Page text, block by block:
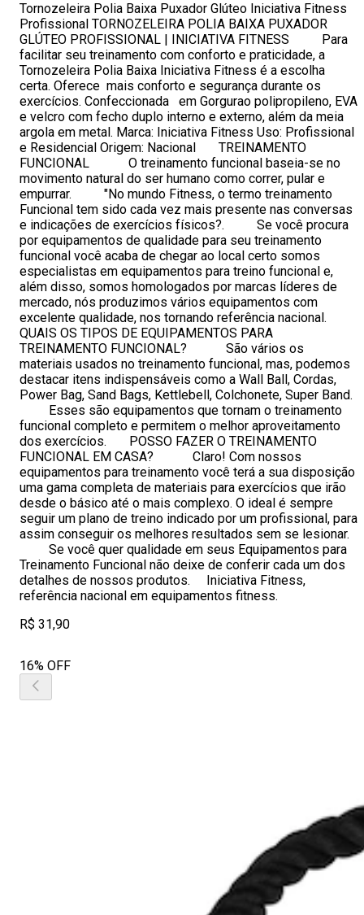
Tornozeleira Polia Baixa Puxador Glúteo Iniciativa Fitness
Profissional TORNOZELEIRA POLIA BAIXA PUXADOR
GLÚTEO PROFISSIONAL | INICIATIVA FITNESS Para
facilitar seu treinamento com conforto e praticidade, a
Tornozeleira Polia Baixa Iniciativa Fitness é a escolha
certa. Oferece mais conforto e segurança durante os
exercícios. Confeccionada em Gorgurao polipropileno, EVA
e velcro com fecho duplo interno e externo, além da meia
argola em metal. Marca: Iniciativa Fitness Uso: Profissional
e Residencial Origem: Nacional TREINAMENTO
FUNCIONAL O treinamento funcional baseia-se no
movimento natural do ser humano como correr, pular e
empurrar. "No mundo Fitness, o termo treinamento
Funcional tem sido cada vez mais presente nas conversas
e indicações de exercícios físicos?. Se você procura
por equipamentos de qualidade para seu treinamento
funcional você acaba de chegar ao local certo somos
especialistas em equipamentos para treino funcional e,
além disso, somos homologados por marcas líderes de
mercado, nós produzimos vários equipamentos com
excelente qualidade, nos tornando referência nacional.
QUAIS OS TIPOS DE EQUIPAMENTOS PARA
TREINAMENTO FUNCIONAL? São vários os
materiais usados no treinamento funcional, mas, podemos
destacar itens indispensáveis como a Wall Ball, Cordas,
Power Bag, Sand Bags, Kettlebell, Colchonete, Super Band.
Esses são equipamentos que tornam o treinamento
funcional completo e permitem o melhor aproveitamento
dos exercícios. POSSO FAZER O TREINAMENTO
FUNCIONAL EM CASA? Claro! Com nossos
equipamentos para treinamento você terá a sua disposição
uma gama completa de materiais para exercícios que irão
desde o básico até o mais complexo. O ideal é sempre
seguir um plano de treino indicado por um profissional, para
assim conseguir os melhores resultados sem se lesionar.
Se você quer qualidade em seus Equipamentos para
Treinamento Funcional não deixe de conferir cada um dos
detalhes de nossos produtos. Iniciativa Fitness,
referência nacional em equipamentos fitness.
R$ 31,90
16% OFF